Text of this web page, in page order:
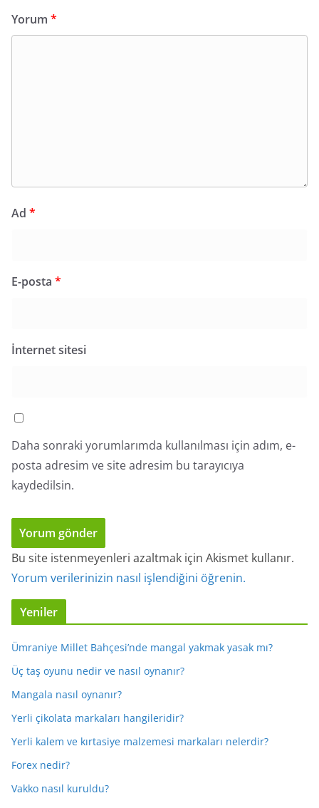
Yorum *
Ad *
E-posta *
İnternet sitesi
Daha sonraki yorumlarımda kullanılması için adım, e-
posta adresim ve site adresim bu tarayıcıya
kaydedilsin.
Bu site istenmeyenleri azaltmak için Akismet kullanır.
Yorum verilerinizin nasıl işlendiğini öğrenin.
Yeniler
Ümraniye Millet Bahçesi’nde mangal yakmak yasak mı?
Üç taş oyunu nedir ve nasıl oynanır?
Mangala nasıl oynanır?
Yerli çikolata markaları hangileridir?
Yerli kalem ve kırtasiye malzemesi markaları nelerdir?
Forex nedir?
Vakko nasıl kuruldu?